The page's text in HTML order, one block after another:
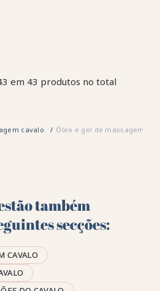
em 43 produtos no total
cavalo Óleo e gel de massagem
também
secções:
CAVALO